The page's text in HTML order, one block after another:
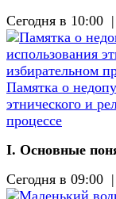
Сегодня в 10:00 |
Памятка о
этнического и
процессе
I. Основные
Сегодня в 09:00 |